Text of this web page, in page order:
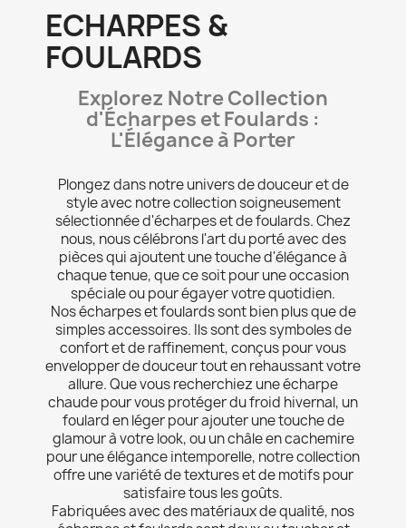
ECHARPES &
FOULARDS
Explorez Notre Collection
d'Écharpes et Foulards :
L'Élégance à Porter
Plongez dans notre univers de douceur et de
style avec notre collection soigneusement
sélectionnée d'écharpes et de foulards. Chez
nous, nous célébrons l'art du porté avec des
pièces qui ajoutent une touche d'élégance à
chaque tenue, que ce soit pour une occasion
spéciale ou pour égayer votre quotidien.
Nos écharpes et foulards sont bien plus que de
simples accessoires. Ils sont des symboles de
confort et de raffinement, conçus pour vous
envelopper de douceur tout en rehaussant votre
allure. Que vous recherchiez une écharpe
chaude pour vous protéger du froid hivernal, un
foulard en léger pour ajouter une touche de
glamour à votre look, ou un châle en cachemire
pour une élégance intemporelle, notre collection
offre une variété de textures et de motifs pour
satisfaire tous les goûts.
Fabriquées avec des matériaux de qualité, nos